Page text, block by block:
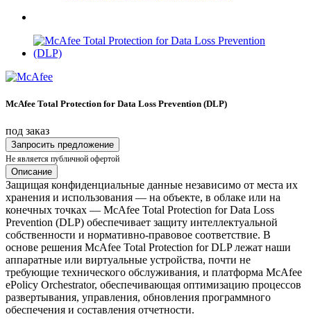
McAfee Total Protection for Data Loss Prevention (DLP)
под заказ
Запросить предложение
Не является публичной офертой
Описание
Защищая конфиденциальные данные независимо от места их
хранения и использования — на объекте, в облаке или на
конечных точках — McAfee Total Protection for Data Loss
Prevention (DLP) обеспечивает защиту интеллектуальной
собственности и нормативно-правовое соответствие. В
основе решения McAfee Total Protection for DLP лежат наши
аппаратные или виртуальные устройства, почти не
требующие технического обслуживания, и платформа McAfee
ePolicy Orchestrator, обеспечивающая оптимизацию процессов
развертывания, управления, обновления программного
обеспечения и составления отчетности.